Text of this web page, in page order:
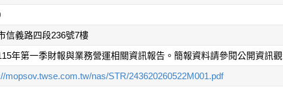
信義路四段236號7樓
年第一季財報與業務營運相關資訊報告。簡報資料請參閱公開資訊
mopsov.twse.com.tw/nas/STR/243620260522M001.pdf